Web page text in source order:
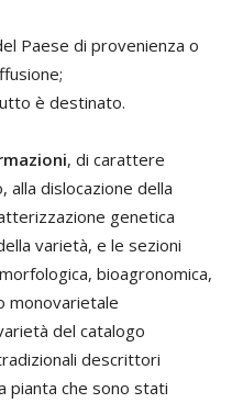
Paese di provenienza o
è destinato.
, di carattere
alla dislocazione della
genetica
varietà, e le sezioni
bioagronomica,
monovarietale
del catalogo
descrittori
pianta che sono stati